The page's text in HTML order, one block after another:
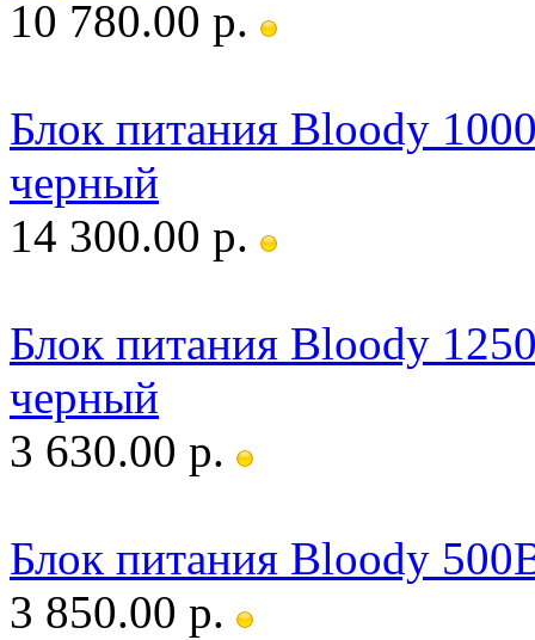
10 780.00 р.
Блок питания Bloody
черный
14 300.00 р.
Блок питания Bloody
черный
3 630.00 р.
Блок питания Bloody
3 850.00 р.